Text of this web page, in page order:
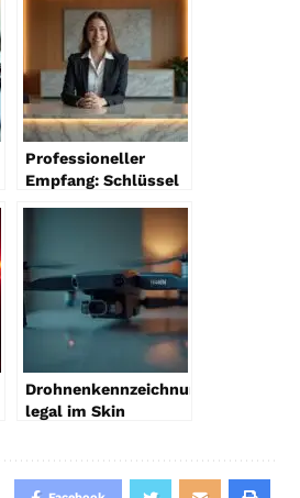
Professioneller
Empfang: Schlüssel
Drohnenkennzeichnung
legal im Skin